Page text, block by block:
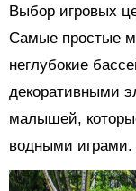
Выбор игровых
Самые простые
неглубокие
декоративными
малышей,
водными играми.